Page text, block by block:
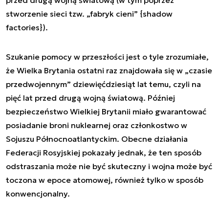
stworzenie sieci tzw. „fabryk cieni” {shadow
factories}).
Szukanie pomocy w przeszłości jest o tyle zrozumiałe,
że Wielka Brytania ostatni raz znajdowała się w „czasie
przedwojennym” dziewięćdziesiąt lat temu, czyli na
pięć lat przed drugą wojną światową. Później
bezpieczeństwo Wielkiej Brytanii miało gwarantować
posiadanie broni nuklearnej oraz członkostwo w
Sojuszu Północnoatlantyckim. Obecne działania
Federacji Rosyjskiej pokazały jednak, że ten sposób
odstraszania może nie być skuteczny i wojna może być
toczona w epoce atomowej, również tylko w sposób
konwencjonalny.